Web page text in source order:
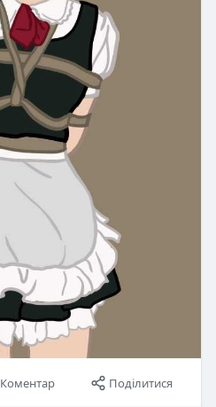
Коментар Поділитися